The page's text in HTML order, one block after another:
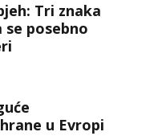
Tri znaka
posebno
u Evropi